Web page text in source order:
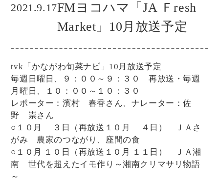
2021.9.17FMヨコハマ「JA Ｆresh
Market」10月放送予定
tvk「かながわ旬菜ナビ」10月放送予定
毎週日曜日、９：００～９：３０ 再放送・毎週
月曜日、１０：００～１０：３０
レポーター：濱村 春香さん、ナレーター：佐
野 崇さん
○１０月 ３日（再放送１０月 ４日） ＪＡさ
がみ 農家のつながり、座間の食
○１０月 １０日（再放送１０月 １１日） ＪＡ湘
南 世代を超えたイモ作り～湘南クリマサリ物語
～